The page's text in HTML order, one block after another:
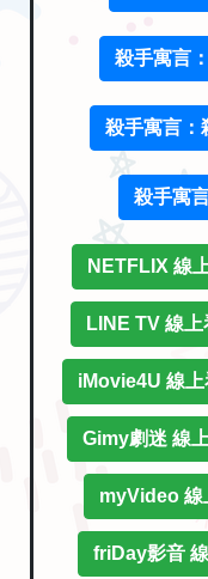
殺手寓言
殺手寓言：
殺手寓
NETFLIX 線
LINE TV 線
iMovie4U 線
Gimy劇迷 線
myVideo
friDay影音